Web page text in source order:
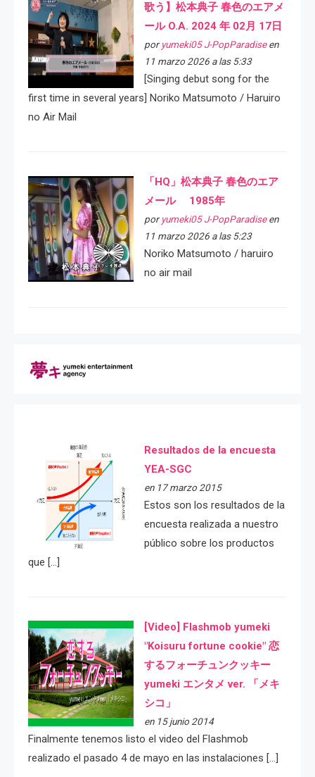
歌う】松本典子 春色のエアメ
ール O.A. 2024 年 02月 17日
por yumeki05 J-PopParadiseen
11 marzo 2026 a las 5:33
[Singing debut song for the
first time in several years] Noriko Matsumoto / Haruiro
no Air Mail
「HQ」松本典子 春色のエア
メール 1985年
por yumeki05 J-PopParadiseen
11 marzo 2026 a las 5:23
Noriko Matsumoto / haruiro
no air mail
Resultados de la encuesta
YEA-SGC
en 17 marzo 2015
Estos son los resultados de la
encuesta realizada a nuestro
público sobre los productos
que […]
[Video] Flashmob yumeki
"Koisuru fortune cookie" 恋
するフォーチュンクッキー
yumeki エンタメ ver. 「メキ
シコ」
en 15 junio 2014
Finalmente tenemos listo el video del Flashmob
realizado el pasado 4 de mayo en las instalaciones […]